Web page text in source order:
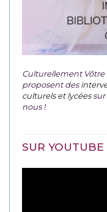
Culturellement Vôtre
proposent des
culturels et lycéessur
nous !
SUR YOUTUBE